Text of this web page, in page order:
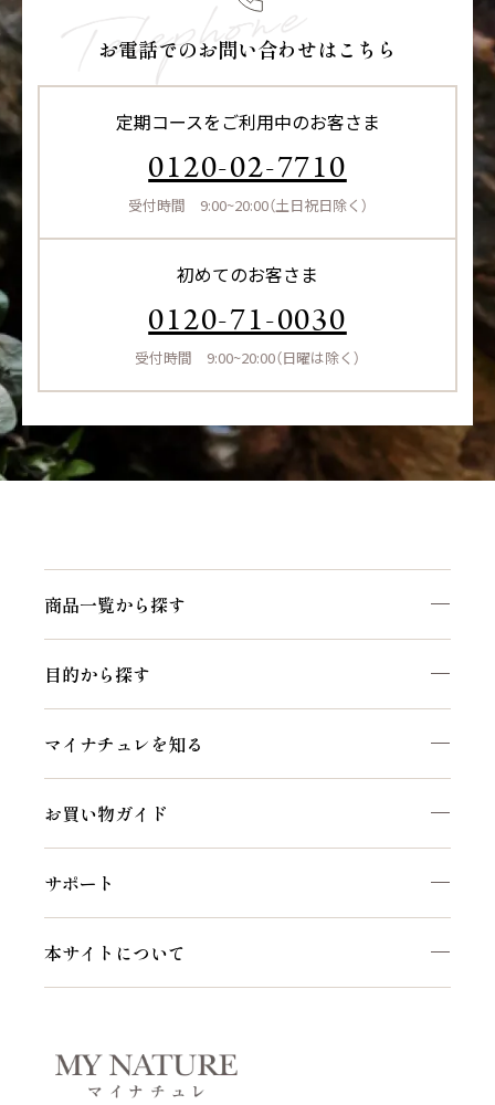
お電話でのお問い合わせはこちら
定期コースをご利用中のお客さま
0120-02-7710
受付時間 9:00~20:00（土日祝日除く）
初めてのお客さま
0120-71-0030
受付時間 9:00~20:00（日曜は除く）
商品一覧から探す
目的から探す
マイナチュレを知る
お買い物ガイド
サポート
本サイトについて